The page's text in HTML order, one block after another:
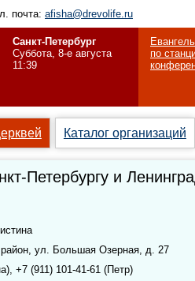
почта: afisha@drevolife.ru
Санкт-Петербург
Суббота, 8-е августа
11:39
по
Каталог организаций
Петербургу и
ул. Большая Озерная, д. 27
+7 (911) 101-41-61 (Петр)